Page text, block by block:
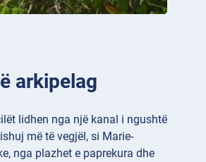
arkipelag
lidhen nga një kanal i ngushtë
më të vegjël, si Marie-
nga plazhet e paprekura dhe